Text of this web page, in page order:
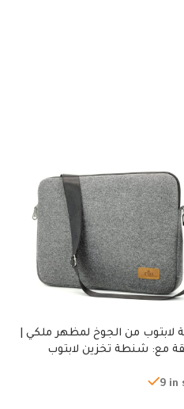
لابتوب من الجوخ لمظهر ملكي |
مع: شنطة تخزين لابتوب
لجهاز نوت بوك والتابلت،9 in